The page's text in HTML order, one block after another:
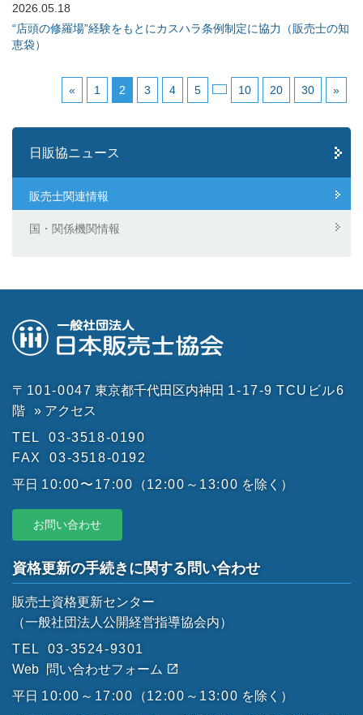
2026.05.18
“店頭の修羅場”経験をもとにカスハラ条例制定に協力（販売士の知
恵袋）
« 1 2 3 4 5 10 20 30 »
日販協ニュース
販売士関連情報
国・関係機関情報
〒101-0047 東京都千代田区内神田 1-17-9 TCUビル6
階
» アクセス
TEL
03-3518-0190
FAX
03-3518-0192
平日 10:00〜17:00 （12:00～13:00 を除く）
お問い合わせ
資格更新の手続きに関する問い合わせ
販売士資格更新センター
（一般社団法人公開経営指導協会内）
TEL
03-3524-9301
Web
問い合わせフォーム
平日 10:00～17:00 （12:00～13:00 を除く）